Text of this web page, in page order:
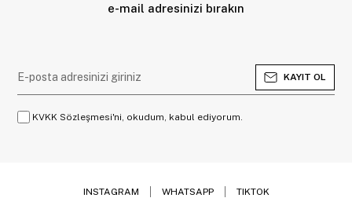
e-mail adresinizi bırakın
KAYIT OL
KVKK Sözleşmesi'ni, okudum, kabul ediyorum.
INSTAGRAM WHATSAPP TIKTOK